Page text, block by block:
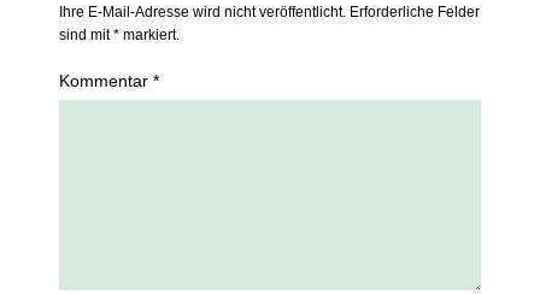
Ihre E-Mail-Adresse wird nicht veröffentlicht. Erforderliche Felder
sind mit * markiert.
Kommentar *